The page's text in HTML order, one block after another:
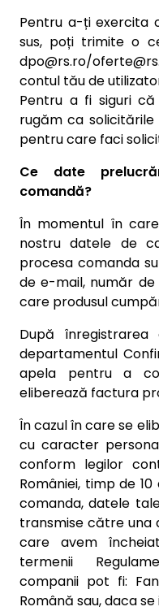
Pentru a-ți exercita
sus, poți trimite o
dpo@rs.ro/
contul tău de
Pentru a fi siguri
rugăm ca
pentru care faci
Ce date
comandă?
În momentul în
nostru datele de
procesa comanda
de e-mail, număr
care produsul
După înregistrarea
departamentul
apela pentru a
eliberează factura
În cazul în care se
cu caracter
conform legilor
României, timp de
comanda, datele
transmise către una
care avem
termenii
companii pot fi:
Română sau, daca